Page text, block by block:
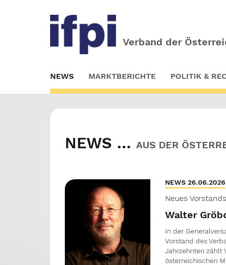
Verband der
to
main
NEWS MARKTBERICHTE POLITIK &
NEWS … AUS DER
NEWS 26.06.2026
Neues
Walter
In der
Vorstand des
Jahrzehnten zählt
österreichischen